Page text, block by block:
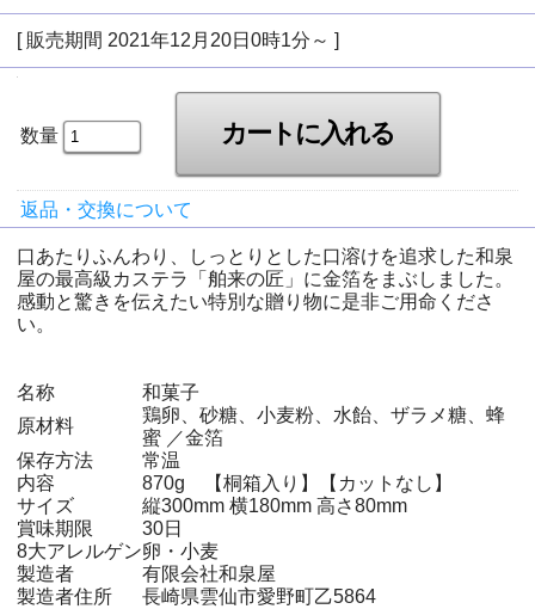
[ 販売期間 2021年12月20日0時1分 ～ ]
数量
返品・交換について
口あたりふんわり、しっとりとした口溶けを追求した和泉
屋の最高級カステラ「舶来の匠」に金箔をまぶしました。
感動と驚きを伝えたい特別な贈り物に是非ご用命くださ
い。
名称
和菓子
原材料
鶏卵、砂糖、小麦粉、水飴、ザラメ糖、蜂
蜜 ／金箔
保存方法
常温
内容
870g 【桐箱入り】【カットなし】
サイズ
縦300mm 横180mm 高さ80mm
賞味期限
30日
8大アレルゲン卵・小麦
製造者
有限会社和泉屋
製造者住所
長崎県雲仙市愛野町乙5864